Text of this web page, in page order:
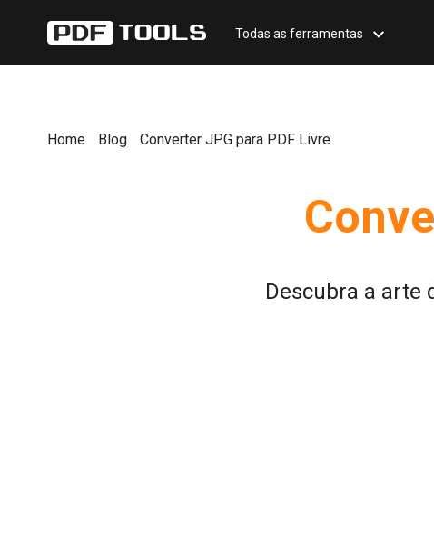
Todas as ferramentas
Home Blog Converter JPG para PDF Livre
Descubra a arte